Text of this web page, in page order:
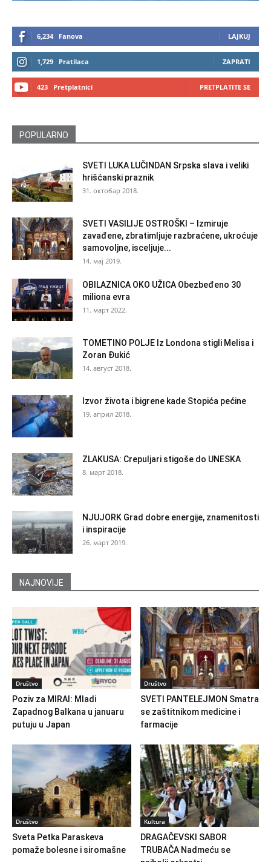
6,234 Fanova LAJKUJ
1,729 Pratilaca ZAPRATI
423 Pretplatnici PRETPLATITE SE
POPULARNO
SVETI LUKA LUČINDAN Srpska slava i veliki
hrišćanski praznik
31. октобар 2018.
SVETI VASILIJE OSTROŠKI – Izmiruje
zavađene, zbratimljuje razbraćene, ukroćuje
samovoljne, isceljuje...
14. мај 2019.
OBILAZNICA OKO UŽICA Obezbeđeno 30
miliona evra
11. март 2022.
TOMETINO POLJE Iz Londona stigli Melisa i
Zoran Đukić
14. август 2018.
Izvor života i bigrene kade Stopića pećine
19. април 2018.
ZLAKUSA: Crepuljari stigoše do UNESKA
8. март 2018.
NJUJORK Grad dobre energije, znamenitosti
i inspiracije
26. март 2019.
NAJNOVIJE
Društvo
Poziv za MIRAI: Mladi
Zapadnog Balkana u januaru
putuju u Japan
Društvo
SVETI PANTELEJMON Smatra
se zaštitnikom medicine i
farmacije
Društvo
Sveta Petka Paraskeva
pomaže bolesne i siromašne
Kultura
DRAGAČEVSKI SABOR
TRUBAČA Nadmeću se